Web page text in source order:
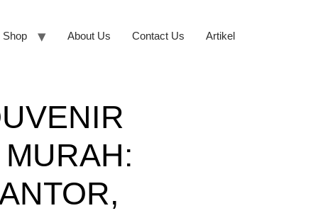
Shop About Us Contact Us Artikel